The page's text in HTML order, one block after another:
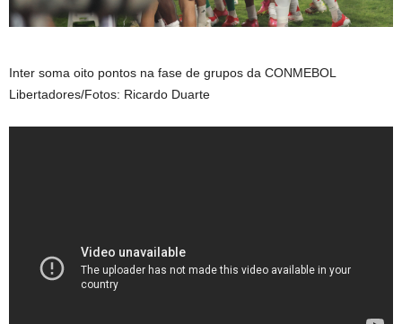
Inter soma oito pontos na fase de grupos da CONMEBOL
Libertadores/Fotos: Ricardo Duarte